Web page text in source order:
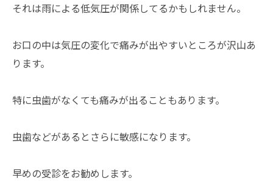
それは雨による低気圧が関係してるかもしれません。
お口の中は気圧の変化で痛みが出やすいところが沢山あ
ります。
特に虫歯がなくても痛みが出ることもあります。
虫歯などがあるとさらに敏感になります。
早めの受診をお勧めします。